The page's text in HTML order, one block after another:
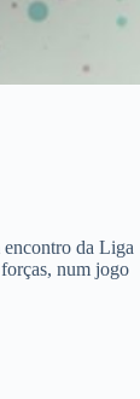
da Liga
num jogo